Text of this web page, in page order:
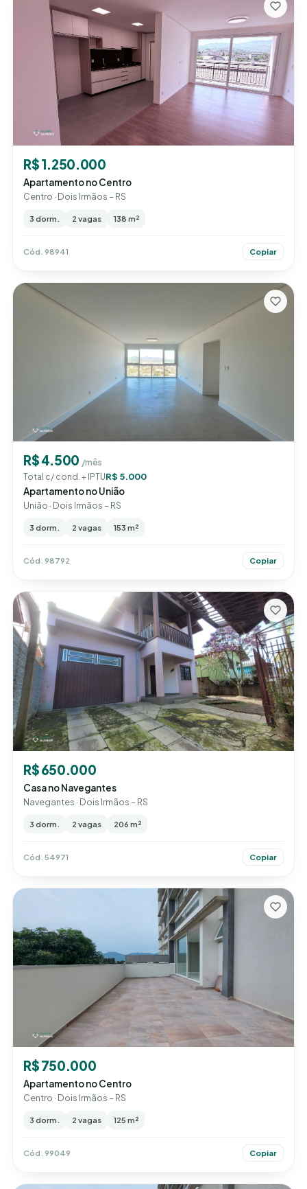
R$ 1.250.000
Apartamento no Centro
Centro · Dois Irmãos – RS
3 dorm. 2 vagas 138 m²
Cód. 98941 Copiar
R$ 4.500 /mês
Total c/ cond. + IPTUR$ 5.000
Apartamento no União
União · Dois Irmãos – RS
3 dorm. 2 vagas 153 m²
Cód. 98792 Copiar
R$ 650.000
Casa no Navegantes
Navegantes · Dois Irmãos – RS
3 dorm. 2 vagas 206 m²
Cód. 54971 Copiar
R$ 750.000
Apartamento no Centro
Centro · Dois Irmãos – RS
3 dorm. 2 vagas 125 m²
Cód. 99049 Copiar